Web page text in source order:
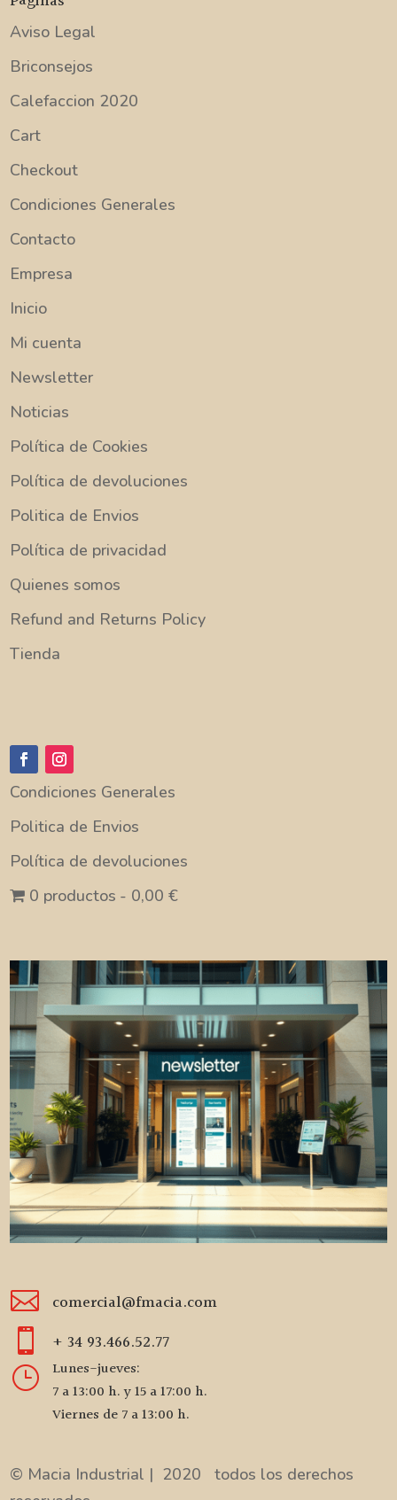
Aviso Legal
Briconsejos
Calefaccion 2020
Cart
Checkout
Condiciones Generales
Contacto
Empresa
Inicio
Mi cuenta
Newsletter
Noticias
Política de Cookies
Política de devoluciones
Politica de Envios
Política de privacidad
Quienes somos
Refund and Returns Policy
Tienda
Condiciones Generales
Politica de Envios
Política de devoluciones
0 productos
0,00 €
 comercial@fmacia.com
 + 34 93.466.52.77
}
Lunes-jueves:
7 a 13:00 h. y 15 a 17:00 h.
Viernes de 7 a 13:00 h.
© Macia Industrial | 2020 todos los derechos